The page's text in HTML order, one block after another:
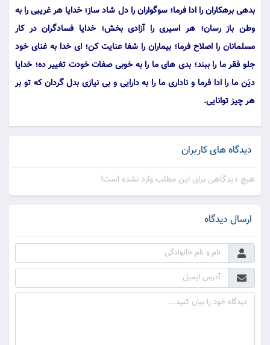
بدهى برهكاران را ادا فرما؛ سوگواران را دل شاد ساز؛ خدایا هر غریبى را به
وطن باز رسان؛ هر اسیرى را آزادى بخش؛ خدایا فسادگران در كار
مسلمانان را اصلاح فرما؛ بیماران را شفا عنایت كن؛ اى خدا به غناى خود
جلو فقر ما را ببند؛ بدى هاى ما را به خوبى صفات خودت تغییر ده؛ خدایا
دیَن ما را ادا فرما و نادارى ما را به دارایى و بى نیازى بدل گردان كه تو بر
هر چیز توانایى.
دیدگاه های کاربران
هیچ دیدگاهی برای این مطلب وارد نشده است!
ارسال دیدگاه